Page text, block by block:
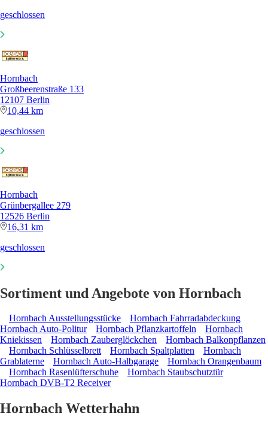
geschlossen
Hornbach
Großbeerenstraße 133
12107 Berlin
10,44 km
geschlossen
Hornbach
Grünbergallee 279
12526 Berlin
16,31 km
geschlossen
Sortiment und Angebote von Hornbach
Hornbach Ausstellungsstücke
Hornbach Fahrradabdeckung
Hornbach Auto-Politur
Hornbach Pflanzkartoffeln
Hornbach
Kniekissen
Hornbach Zauberglöckchen
Hornbach Balkonpflanzen
Hornbach Schlüsselbrett
Hornbach Spaltplatten
Hornbach
Grablaterne
Hornbach Auto-Halbgarage
Hornbach Orangenbaum
Hornbach Rasenlüfterschuhe
Hornbach Staubschutztür
Hornbach DVB-T2 Receiver
Hornbach Wetterhahn